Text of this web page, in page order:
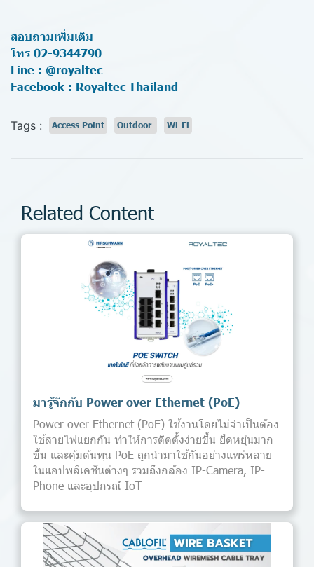
สอบถามเพิ่มเติม
โทร 02-9344790
Line : @royaltec
Facebook : Royaltec Thailand
Tags : Access Point Outdoor Wi-Fi
Related Content
มารู้จักกับ Power over Ethernet (PoE)
Power over Ethernet (PoE) ใช้งานโดยไม่จำเป็นต้อง
ใช้สายไฟแยกกัน ทำให้การติดตั้งง่ายขึ้น ยืดหยุ่นมาก
ขึ้น และคุ้มต้นทุน PoE ถูกนำมาใช้กันอย่างแพร่หลาย
ในแอปพลิเคชันต่างๆ รวมถึงกล้อง IP-Camera, IP-
Phone และอุปกรณ์ IoT